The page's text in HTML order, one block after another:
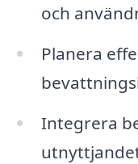
och
Planera
Integrera